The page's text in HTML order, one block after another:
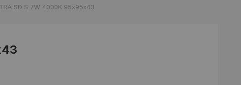
SD S 7W 4000K 95х95х43